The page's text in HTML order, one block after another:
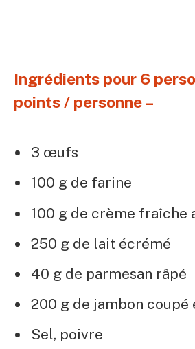
Ingrédients pour 6
points / personne –
3 œufs
100 g de farine
100 g de crème fraîche
250 g de lait écrémé
40 g de parmesan râpé
200 g de jambon coupé
Sel, poivre